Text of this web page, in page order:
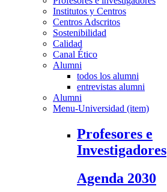
Institutos y Centros
Centros Adscritos
Sostenibilidad
Calidad
Canal Ético
Alumni
todos los alumni
entrevistas alumni
Alumni
Menu-Universidad (item)
Profesores e
Investigadores
Agenda 2030